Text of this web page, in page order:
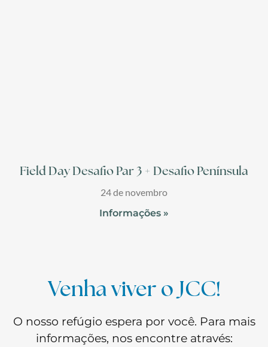
Field Day Desafio Par 3 + Desafio Península
24 de novembro
Informações »
Venha viver o JCC!
O nosso refúgio espera por você. Para mais
informações, nos encontre através: